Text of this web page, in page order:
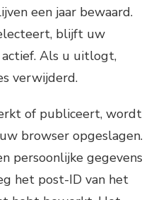
een jaar bewaard.
blijft uw
Als u uitlogt,
verwijderd.
of publiceert, wordt
browser opgeslagen.
persoonlijke gegevens
het post-ID van het